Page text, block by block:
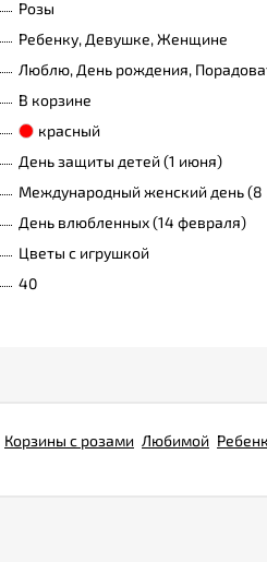
Розы
Ребенку, Девушке, Женщине
Люблю, День рождения,
В корзине
красный
День защиты детей (1 июня)
Международный женский день (8
День влюбленных (14 февраля)
Цветы с игрушкой
40
Корзины с розами Любимой